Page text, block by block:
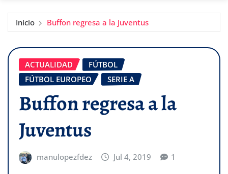
Inicio Buffon regresa a la Juventus
ACTUALIDAD
FÚTBOL
FÚTBOL EUROPEO
SERIE A
Buffon regresa a la
Juventus
manulopezfdez Jul 4, 2019 1